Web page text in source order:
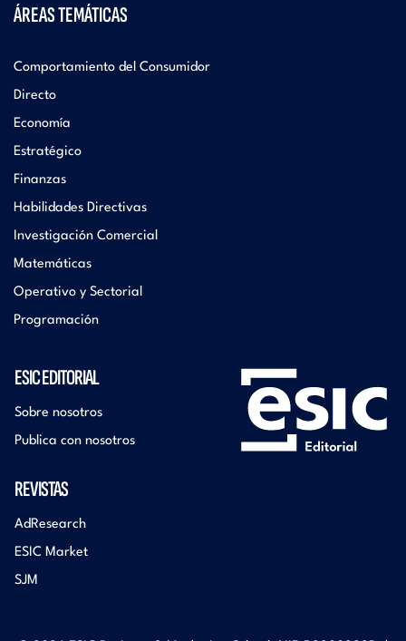
ÁREAS TEMÁTICAS
Comportamiento del Consumidor
Directo
Economía
Estratégico
Finanzas
Habilidades Directivas
Investigación Comercial
Matemáticas
Operativo y Sectorial
Programación
ESIC EDITORIAL
Sobre nosotros
Publica con nosotros
REVISTAS
AdResearch
ESIC Market
SJM